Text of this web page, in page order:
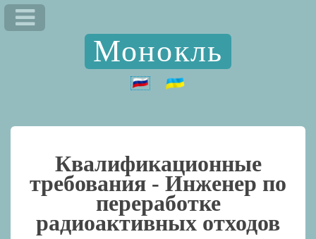
Монокль
Квалификационные
требования - Инженер по
переработке
радиоактивных отходов